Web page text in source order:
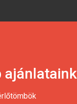
ajánlataink